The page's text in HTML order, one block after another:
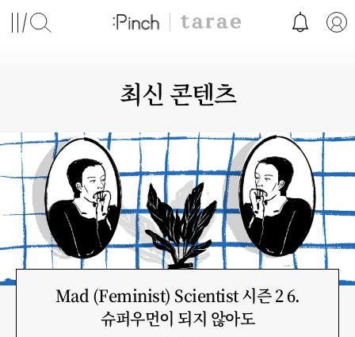
최신 콘텐츠
Mad (Feminist) Scientist 시즌 2 6.
슈퍼우먼이 되지 않아도